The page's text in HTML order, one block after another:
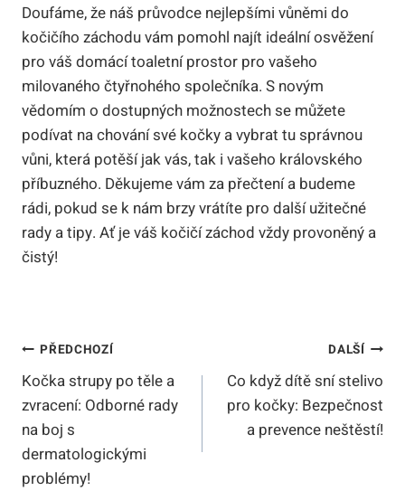
Doufáme, že náš průvodce nejlepšími vůněmi do
kočičího záchodu vám pomohl najít ideální osvěžení
pro váš domácí toaletní prostor pro vašeho
milovaného čtyřnohého společníka. S novým
vědomím o dostupných možnostech se můžete
podívat na chování své kočky a vybrat tu správnou
vůni, která potěší jak vás, tak i vašeho královského
příbuzného. Děkujeme vám za přečtení a budeme
rádi, pokud se k nám brzy vrátíte pro další užitečné
rady a tipy. Ať je váš kočičí záchod vždy provoněný a
čistý!
Navigace
Pro
Příspěvek
PŘEDCHOZÍ
Kočka strupy po těle a
zvracení: Odborné rady
na boj s
dermatologickými
problémy!
DALŠÍ
Co když dítě sní stelivo
pro kočky: Bezpečnost
a prevence neštěstí!